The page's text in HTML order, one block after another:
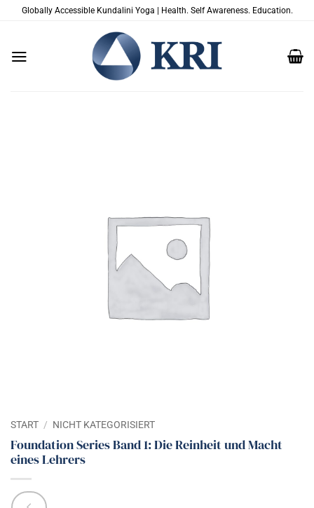
ZumGlobally Accessible Kundalini Yoga | Health. Self Awareness. Education.
START / NICHT KATEGORISIERT
Foundation Series Band 1: Die Reinheit und Macht
eines Lehrers